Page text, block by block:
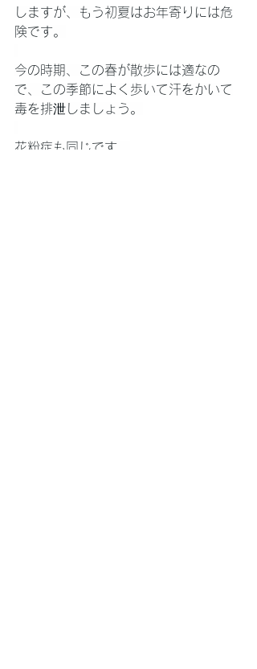
しますが、もう初夏はお年寄りには危
険です。
今の時期、この春が散歩には適なの
で、この季節によく歩いて汗をかいて
毒を排泄しましょう。
花粉症も同じです。